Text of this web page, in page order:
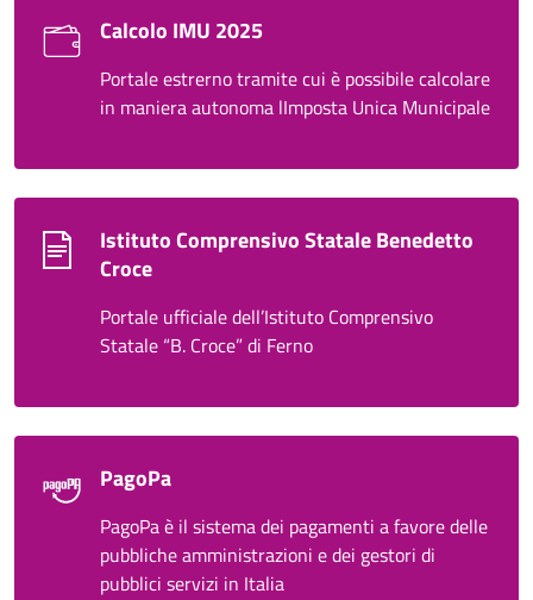
Calcolo IMU 2025
Portale estrerno tramite cui è possibile calcolare
in maniera autonoma lImposta Unica Municipale
Istituto Comprensivo Statale Benedetto
Croce
Portale ufficiale dell’Istituto Comprensivo
Statale “B. Croce” di Ferno
PagoPa
PagoPa è il sistema dei pagamenti a favore delle
pubbliche amministrazioni e dei gestori di
pubblici servizi in Italia